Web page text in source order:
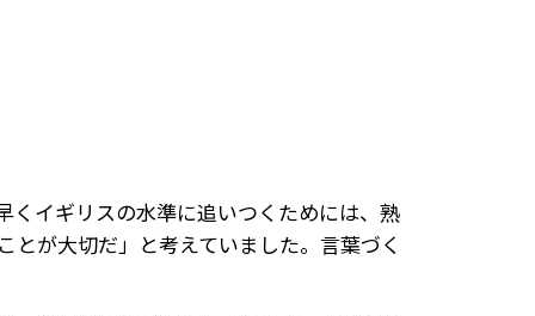
くイギリスの水準に追いつくためには、熟
が大切だ」と考えていました。言葉づく